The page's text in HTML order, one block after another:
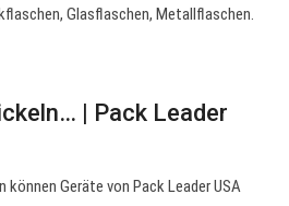
Glasflaschen, Metallflaschen.
| Pack Leader
Geräte von Pack Leader USA